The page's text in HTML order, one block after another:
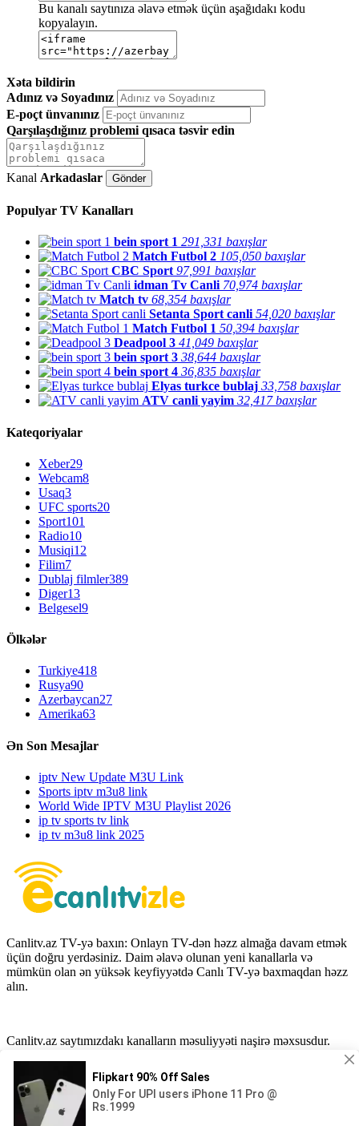
Bu kanalı saytınıza əlavə etmək üçün aşağıdakı kodu
kopyalayın.
Xəta bildirin
Adınız və Soyadınız
E-poçt ünvanınız
Qarşılaşdığınız problemi qısaca təsvir edin
Kanal Arkadaslar
Populyar TV Kanalları
bein sport 1 291,331 baxışlar
Match Futbol 2 105,050 baxışlar
CBC Sport 97,991 baxışlar
idman Tv Canli 70,974 baxışlar
Match tv 68,354 baxışlar
Setanta Sport canli 54,020 baxışlar
Match Futbol 1 50,394 baxışlar
Deadpool 3 41,049 baxışlar
bein sport 3 38,644 baxışlar
bein sport 4 36,835 baxışlar
Elyas turkce bublaj 33,758 baxışlar
ATV canli yayim 32,417 baxışlar
Kateqoriyalar
Xeber29
Webcam8
Usaq3
UFC sports20
Sport101
Radio10
Musiqi12
Filim7
Dublaj filmler389
Diger13
Belgesel9
Ölkələr
Turkiye418
Rusya90
Azerbaycan27
Amerika63
Ən Son Mesajlar
iptv New Update M3U Link
Sports iptv m3u8 link
World Wide IPTV M3U Playlist 2026
ip tv sports tv link
ip tv m3u8 link 2025
Canlitv.az TV-yə baxın: Onlayn TV-dən həzz almağa davam etmək
üçün doğru yerdəsiniz. Daim əlavə olunan yeni kanallarla və
mümkün olan ən yüksək keyfiyyətdə Canlı TV-yə baxmaqdan həzz
alın.
Canlitv.az saytımızdakı kanalların məsuliyyəti naşirə məxsusdur.
veriləcək və tələb olunan nəşr silinəcək. Əlaqə bölməsi vasitəsilə
bizimlə əlaqə saxlaya bilərsiniz.
Saytın xəritəsi
Müəllif hüququ
iş elani / Aktiv vakansiyalar